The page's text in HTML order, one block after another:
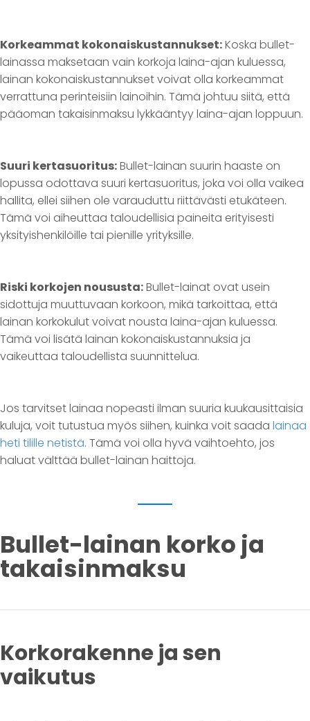
Korkeammat kokonaiskustannukset:Koska bullet-
lainassa maksetaan vain korkoja laina-ajan kuluessa,
lainan kokonaiskustannukset voivat olla korkeammat
verrattuna perinteisiin lainoihin. Tämä johtuu siitä, että
pääoman takaisinmaksu lykkääntyy laina-ajan loppuun.
Suuri kertasuoritus:Bullet-lainan suurin haaste on
lopussa odottava suuri kertasuoritus, joka voi olla vaikea
hallita, ellei siihen ole varauduttu riittävästi etukäteen.
Tämä voi aiheuttaa taloudellisia paineita erityisesti
yksityishenkilöille tai pienille yrityksille.
Riski korkojen noususta:Bullet-lainat ovat usein
sidottuja muuttuvaan korkoon, mikä tarkoittaa, että
lainan korkokulut voivat nousta laina-ajan kuluessa.
Tämä voi lisätä lainan kokonaiskustannuksia ja
vaikeuttaa taloudellista suunnittelua.
Jos tarvitset lainaa nopeasti ilman suuria kuukausittaisia
kuluja, voit tutustua myös siihen, kuinka voit saada lainaa
heti tilille netistä. Tämä voi olla hyvä vaihtoehto, jos
haluat välttää bullet-lainan haittoja.
Bullet-lainan korko ja
takaisinmaksu
Korkorakenne ja sen
vaikutus